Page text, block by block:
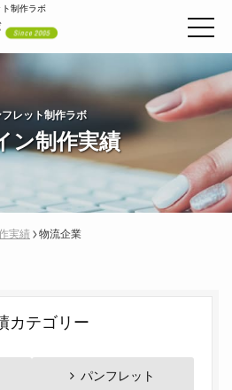
制作ラボ
レット制作ラボ
ン制作実績
実績 物流企業
カテゴリー
パンフレット